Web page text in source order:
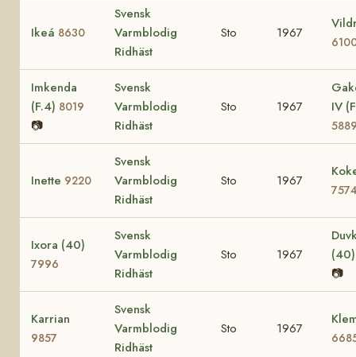
Ikeá 8630
Svensk
Varmblodig
Ridhäst
Sto 1967
Imkenda
(F.4) 8019
📷
Svensk
Varmblodig
Ridhäst
Sto 1967
IV
Inette 9220
Svensk
Varmblodig
Ridhäst
Sto 1967
Ixora (40)
7996
Svensk
Varmblodig
Ridhäst
Sto 1967
📷
Karrian
9857
Svensk
Varmblodig
Ridhäst
Sto 1967